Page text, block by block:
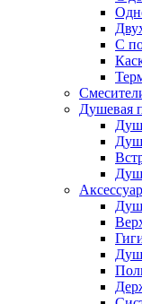
С
Душевая